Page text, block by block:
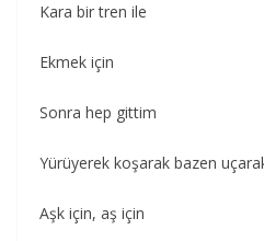
Kara bir tren ile
Ekmek için
Sonra hep gittim
Yürüyerek koşarak bazen
Aşk için, aş için